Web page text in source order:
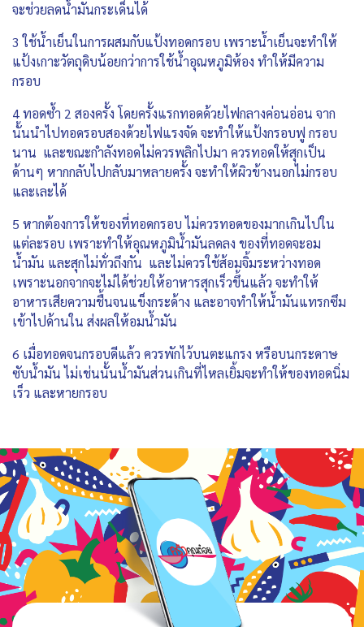
จะช่วยลดน้ำมันกระเด็นได้
3 ใช้น้ำเย็นในการผสมกับแป้งทอดกรอบ เพราะน้ำเย็นจะทำให้
แป้งเกาะวัตถุดิบน้อยกว่าการใช้น้ำอุณหภูมิห้อง ทำให้มีความ
กรอบ
4 ทอดซ้ำ 2 สองครั้ง โดยครั้งแรกทอดด้วยไฟกลางค่อนอ่อน จาก
นั้นนำไปทอดรอบสองด้วยไฟแรงจัด จะทำให้แป้งกรอบฟู กรอบ
นาน และขณะกำลังทอดไม่ควรพลิกไปมา ควรทอดให้สุกเป็น
ด้านๆ หากกลับไปกลับมาหลายครั้ง จะทำให้ผิวข้างนอกไม่กรอบ
และเละได้
5 หากต้องการให้ของที่ทอดกรอบ ไม่ควรทอดของมากเกินไปใน
แต่ละรอบ เพราะทำให้อุณหภูมิน้ำมันลดลง ของที่ทอดจะอม
น้ำมัน และสุกไม่ทั่วถึงกัน และไม่ควรใช้ส้อมจิ้มระหว่างทอด
เพราะนอกจากจะไม่ได้ช่วยให้อาหารสุกเร็วขึ้นแล้ว จะทำให้
อาหารเสียความชื้นจนแข็งกระด้าง และอาจทำให้น้ำมันแทรกซึม
เข้าไปด้านใน ส่งผลให้อมน้ำมัน
6 เมื่อทอดจนกรอบดีแล้ว ควรพักไว้บนตะแกรง หรือบนกระดาษ
ซับน้ำมัน ไม่เช่นนั้นน้ำมันส่วนเกินที่ไหลเยิ้มจะทำให้ของทอดนิ่ม
เร็ว และหายกรอบ